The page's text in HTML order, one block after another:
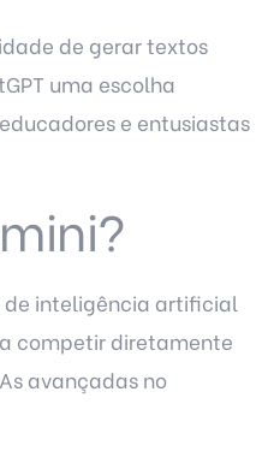
de gerar textos
uma escolha
e entusiastas
de inteligência artificial
competir diretamente
avançadas no